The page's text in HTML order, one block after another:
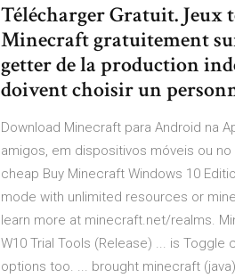
Télécharger Gratuit. Jeux
Minecraft gratuitement
getter de la production
doivent choisir un
Download Minecraft para Android na
amigos, em dispositivos móveis ou no
cheap Buy Minecraft Windows 10
mode with unlimited resources or
learn more at minecraft.net/realms.
W10 Trial Tools (Release) ... is
options too. ... brought minecraft